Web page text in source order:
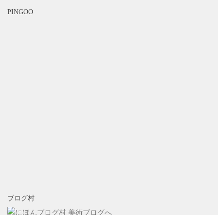
PINGOO
ブログ村